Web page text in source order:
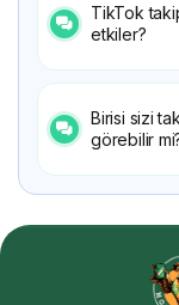
TikTok
etkiler?
Birisi sizi
görebilir